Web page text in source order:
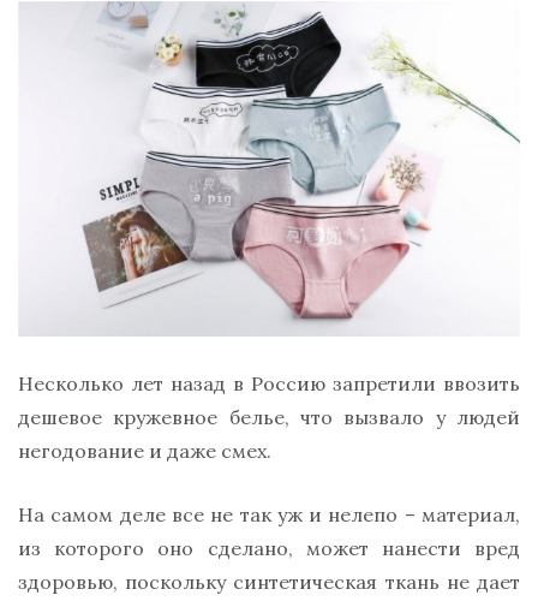
Несколько лет назад в Россию запретили ввозить
дешевое кружевное белье, что вызвало у людей
негодование и даже смех.
На самом деле все не так уж и нелепо – материал,
из которого оно сделано, может нанести вред
здоровью, поскольку синтетическая ткань не дает